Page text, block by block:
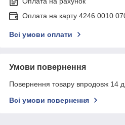
Оплата на карту 4246 0010
Всі умови оплати
Умови повернення
Повернення товару впродовж 14
Всі умови повернення